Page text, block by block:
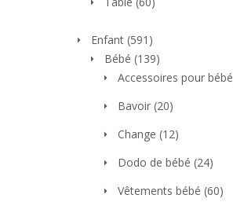
Enfant (591)
Bébé (139)
Accessoires pour bébé
Bavoir (20)
Change (12)
Dodo de bébé (24)
Vêtements bébé (60)